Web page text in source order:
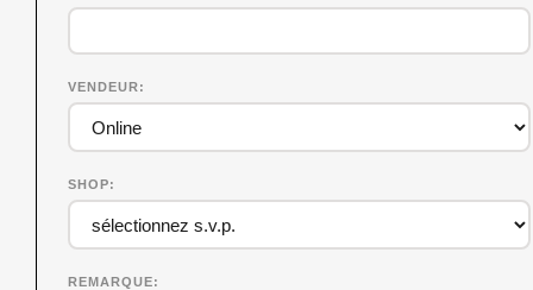
VENDEUR
SHOP
REMARQUE